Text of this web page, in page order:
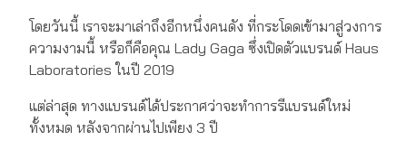
โดยวันนี้ เราจะมาเล่าถึงอีกหนึ่งคนดัง ที่กระโดดเข้ามาสู่วงการ
ความงามนี้ หรือก็คือคุณ Lady Gaga ซึ่งเปิดตัวแบรนด์ Haus
Laboratories ในปี 2019
แต่ล่าสุด ทางแบรนด์ได้ประกาศว่าจะทำการรีแบรนด์ใหม่
ทั้งหมด หลังจากผ่านไปเพียง 3 ปี